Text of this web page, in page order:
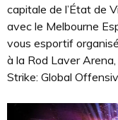
capitale de l’État de
avec le Melbourne
vous esportif
à la Rod Laver
Strike: Global